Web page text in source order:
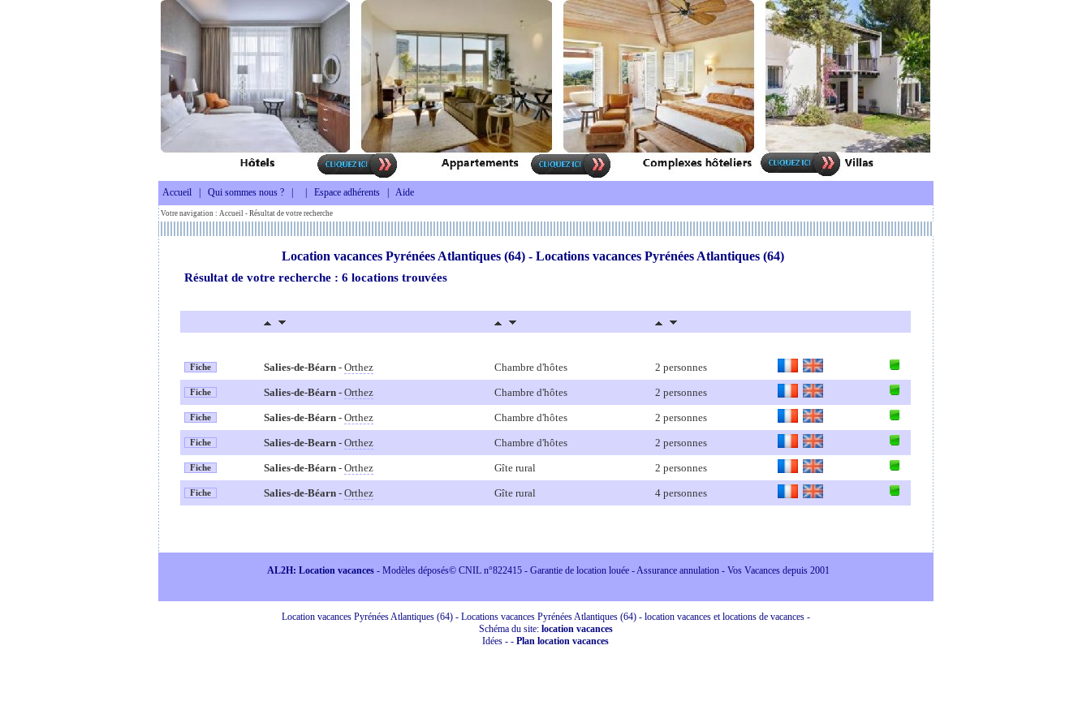
Accueil| Qui sommes nous ?| Espace adhérents| Aide
Votre navigation : Accueil- Résultat de votre recherche
Location vacances Pyrénées Atlantiques (64) - Locations vacances Pyrénées Atlantiques (64)
Résultat de votre recherche : 6 locations trouvées
Fiche Salies-de-Béarn - Orthez Chambre d'hôtes 2 personnes
Fiche Salies-de-Béarn - Orthez Chambre d'hôtes 2 personnes
Fiche Salies-de-Béarn - Orthez Chambre d'hôtes 2 personnes
Fiche Salies-de-Bearn - Orthez Chambre d'hôtes 2 personnes
Fiche Salies-de-Béarn - Orthez Gîte rural 2 personnes
Fiche Salies-de-Béarn - Orthez Gîte rural 4 personnes
AL2H: Location vacances- Modèles déposés© CNIL n°822415 - Garantie de location louée - Assurance annulation - Vos Vacances depuis 2001
Location vacances Pyrénées Atlantiques (64) - Locations vacances Pyrénées Atlantiques (64) - location vacances et locations de vacances -
Schéma du site: location vacances
Idées - - Plan location vacances